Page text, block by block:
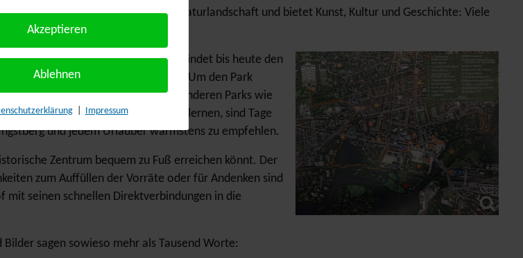
in eine wald- und wasserreiche Naturlandschaft und bietet Kunst, Kultur und Geschichte: Viele
mit Geschäften und Restaurants.
von ca. 170.000 und man verbindet bis heute den
Schlosskomplex nördlich der Alpen. Um den Park
und darüber hinaus die anderen Parks wie
mit dem Marmorpalais kennen zu lernen, sind Tage
und jedem Urlauber wärmstens zu empfehlen.
Zentrum bequem zu Fuß erreichen könnt. Der
zum Auffüllen der Vorräte oder für Andenken sind
mit seinen schnellen Direktverbindungen in die
Bilder sagen sowieso mehr als Tausend Worte:
Akzeptieren
Ablehnen
Impressum